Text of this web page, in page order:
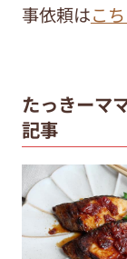
事依頼はこ
たっきーマ
記事